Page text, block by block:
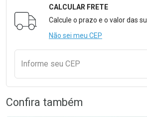
Formulário para Calcular o
CALCULAR FRETE
Calcule o prazo e o valor das
Não sei meu CEP
Informe seu CEP
Confira também